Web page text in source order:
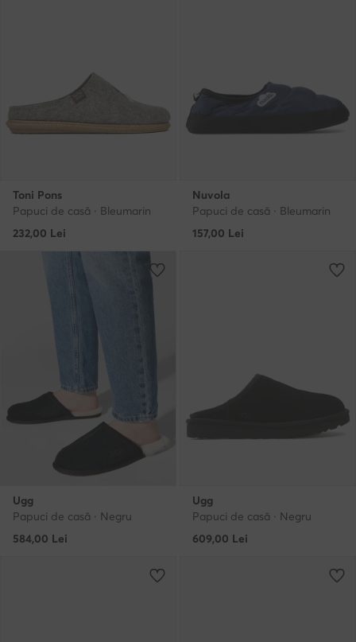
Toni Pons
Papuci de casă · Bleumarin
232,00 Lei
Nuvola
Papuci de casă · Bleumarin
157,00 Lei
Ugg
Papuci de casă · Negru
584,00 Lei
Ugg
Papuci de casă · Negru
609,00 Lei